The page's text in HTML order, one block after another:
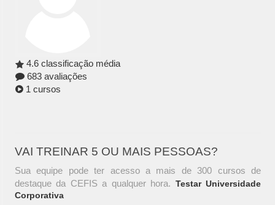
4.6 classificação média
683 avaliações
1 cursos
VAI TREINAR 5 OU MAIS PESSOAS?
Sua equipe pode ter acesso a mais de 300 cursos de
destaque da CEFIS a qualquer hora. Testar Universidade
Corporativa